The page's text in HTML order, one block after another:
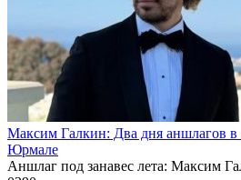
Максим Галкин: Два дня аншлагов в
Юрмале
Аншлаг под занавес лета: Максим